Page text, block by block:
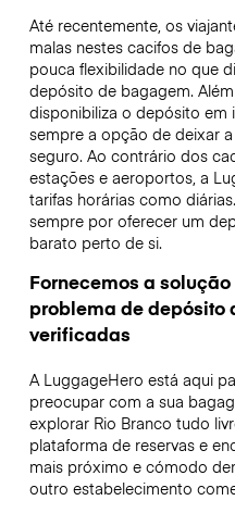
Até recentemente, os
malas nestes cacifos de
pouca flexibilidade no que
depósito de bagagem.
disponibiliza o depósito em
sempre a opção de deixar
seguro. Ao contrário dos
estações e aeroportos, a
tarifas horárias como
sempre por oferecer um
barato perto de si.
Fornecemos a
problema de depósito
verificadas
A LuggageHero está aqui
preocupar com a sua
explorar Rio Branco tudo
plataforma de reservas e
mais próximo e cómodo
outro estabelecimento